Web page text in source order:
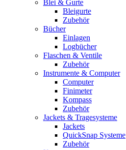
Blei & Gurte
Bleigurte
Zubehör
Bücher
Einlagen
Logbücher
Flaschen & Ventile
Zubehör
Instrumente & Computer
Computer
Finimeter
Kompass
Zubehör
Jackets & Tragesysteme
Jackets
QuickSnap Systeme
Zubehör